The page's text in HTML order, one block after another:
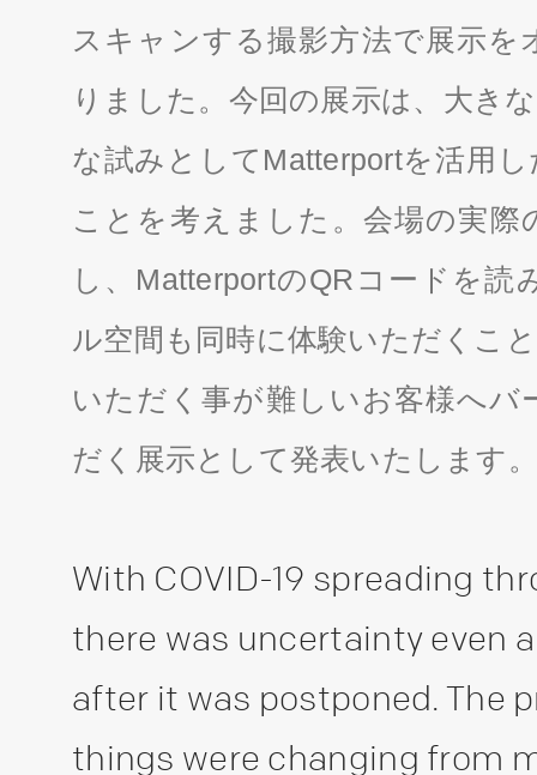
スキャンする撮影方法で展示
りました。今回の展示は、大き
な試みとしてMatterportを活用
ことを考えました。会場の実
し、MatterportのQRコードを
ル空間も同時に体験いただくこ
いただく事が難しいお客様へ
だく展示として発表いたします。
With COVID-19 spreading
there was uncertainty even
after it was postponed. The
things were changing from